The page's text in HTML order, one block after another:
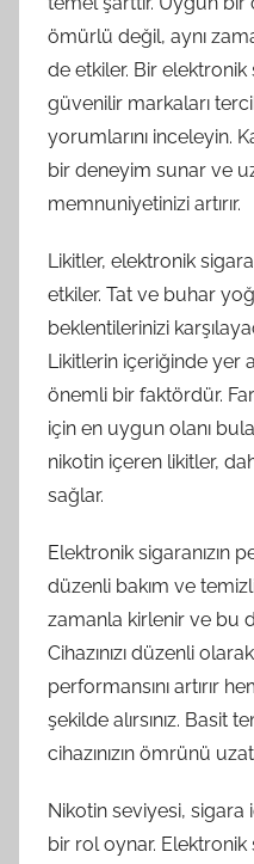
ömürlü değil, aynı
de etkiler. Bir elektronik
güvenilir markaları
yorumlarını inceleyin.
bir deneyim sunar ve
memnuniyetinizi artırır.
Likitler, elektronik
etkiler. Tat ve buhar
beklentilerinizi
Likitlerin içeriğinde yer
önemli bir faktördür.
için en uygun olanı
nikotin içeren likitler,
sağlar.
Elektronik sigaranızın
düzenli bakım ve
zamanla kirlenir ve bu
Cihazınızı düzenli
performansını artırır
şekilde alırsınız. Basit
cihazınızın ömrünü
Nikotin seviyesi,
bir rol oynar. Elektronik